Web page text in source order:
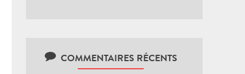
COMMENTAIRES RÉCENTS